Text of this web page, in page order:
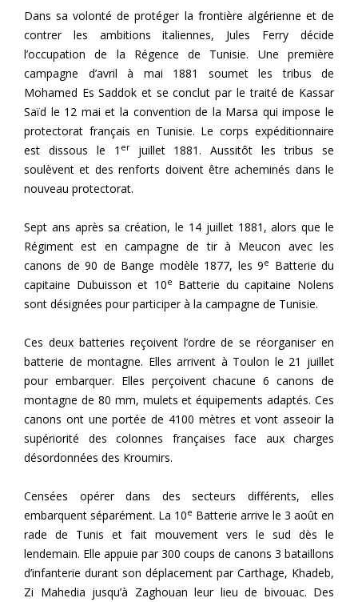
Dans sa volonté de protéger la frontière algérienne et de
contrer les ambitions italiennes, Jules Ferry décide
l’occupation de la Régence de Tunisie. Une première
campagne d’avril à mai 1881 soumet les tribus de
Mohamed Es Saddok et se conclut par le traité de Kassar
Saïd le 12 mai et la convention de la Marsa qui impose le
protectorat français en Tunisie. Le corps expéditionnaire
est dissous le 1 erjuillet 1881. Aussitôt les tribus se
soulèvent et des renforts doivent être acheminés dans le
nouveau protectorat.
Sept ans après sa création, le 14 juillet 1881, alors que le
Régiment est en campagne de tir à Meucon avec les
canons de 90 de Bange modèle 1877, les 9e
Batterie du
capitaine Dubuisson et 10e
Batterie du capitaine Nolens
sont désignées pour participer à la campagne de Tunisie.
Ces deux batteries reçoivent l’ordre de se réorganiser en
batterie de montagne. Elles arrivent à Toulon le 21 juillet
pour embarquer. Elles perçoivent chacune 6 canons de
montagne de 80 mm, mulets et équipements adaptés. Ces
canons ont une portée de 4100 mètres et vont asseoir la
supériorité des colonnes françaises face aux charges
désordonnées des Kroumirs.
Censées opérer dans des secteurs différents, elles
embarquent séparément. La 10e Batterie arrive le 3 août en
rade de Tunis et fait mouvement vers le sud dès le
lendemain. Elle appuie par 300 coups de canons 3 bataillons
d’infanterie durant son déplacement par Carthage, Khadeb,
Zi Mahedia jusqu’à Zaghouan leur lieu de bivouac. Des